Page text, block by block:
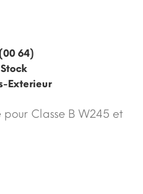
64)
Exterieur
Classe B W245 et